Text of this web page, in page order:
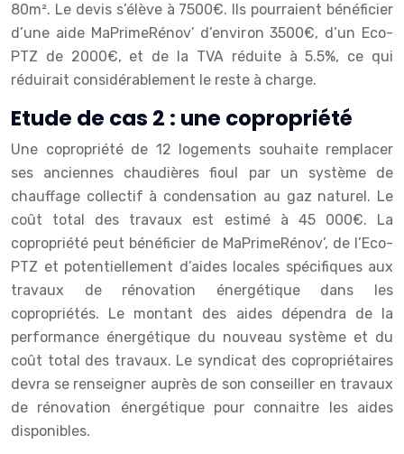
80m². Le devis s’élève à 7500€. Ils pourraient bénéficier
d’une aide MaPrimeRénov’ d’environ 3500€, d’un Eco-
PTZ de 2000€, et de la TVA réduite à 5.5%, ce qui
réduirait considérablement le reste à charge.
Etude de cas 2 : une copropriété
Une copropriété de 12 logements souhaite remplacer
ses anciennes chaudières fioul par un système de
chauffage collectif à condensation au gaz naturel. Le
coût total des travaux est estimé à 45 000€. La
copropriété peut bénéficier de MaPrimeRénov’, de l’Eco-
PTZ et potentiellement d’aides locales spécifiques aux
travaux de rénovation énergétique dans les
copropriétés. Le montant des aides dépendra de la
performance énergétique du nouveau système et du
coût total des travaux. Le syndicat des copropriétaires
devra se renseigner auprès de son conseiller en travaux
de rénovation énergétique pour connaitre les aides
disponibles.